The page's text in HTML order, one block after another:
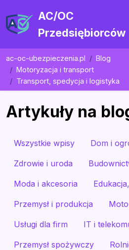
AC/OC
Przedsiębiorców
ac-oc-ubezpieczenia.pl
Blog
Motoryzacja i transport
Transport, spedycja i logistyka
Artykuły na
Wszystkie wpisy Dom i
Zdrowie i uroda
Moda i akcesoria
Przemysł i produkcja
Usługi dla firm IT i
Przemysł spożywczy